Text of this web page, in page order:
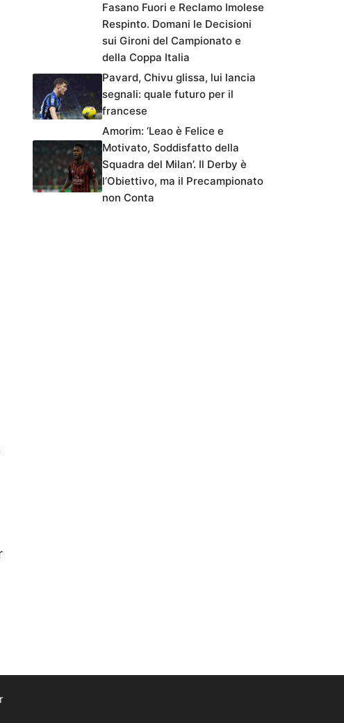
Fasano Fuori e Reclamo Imolese
Respinto. Domani le Decisioni
sui Gironi del Campionato e
della Coppa Italia
Pavard, Chivu glissa, lui lancia
segnali: quale futuro per il
francese
Amorim: ‘Leao è Felice e
Motivato, Soddisfatto della
Squadra del Milan’. Il Derby è
l’Obiettivo, ma il Precampionato
non Conta